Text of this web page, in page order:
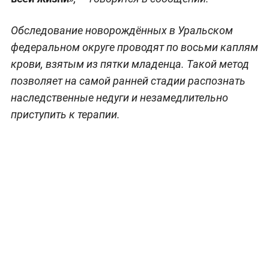
Обследование новорождённых в Уральском
федеральном округе проводят по восьми каплям
крови, взятым из пятки младенца. Такой метод
позволяет на самой ранней стадии распознать
наследственные недуги и незамедлительно
приступить к терапии.